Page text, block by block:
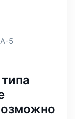
5